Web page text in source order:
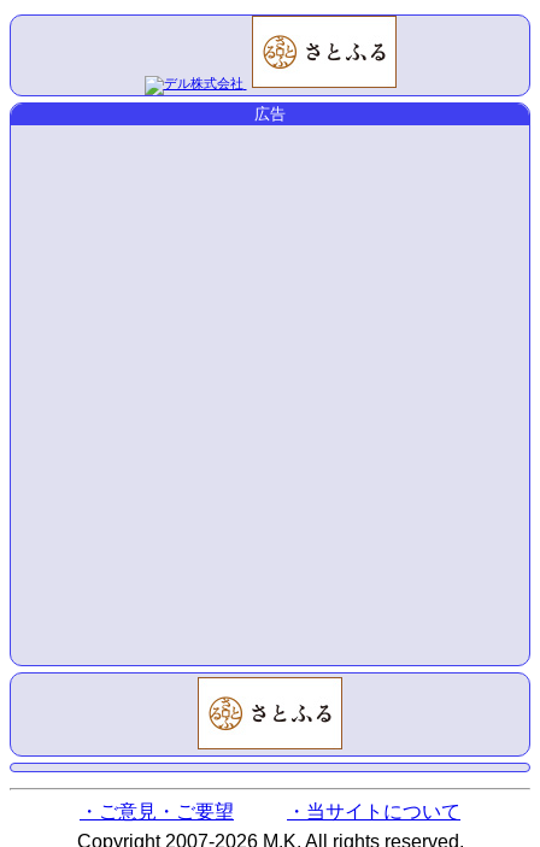
広告
・ご意見・ご要望
・当サイトについて
Copyright 2007-2026 M.K. All rights reserved.